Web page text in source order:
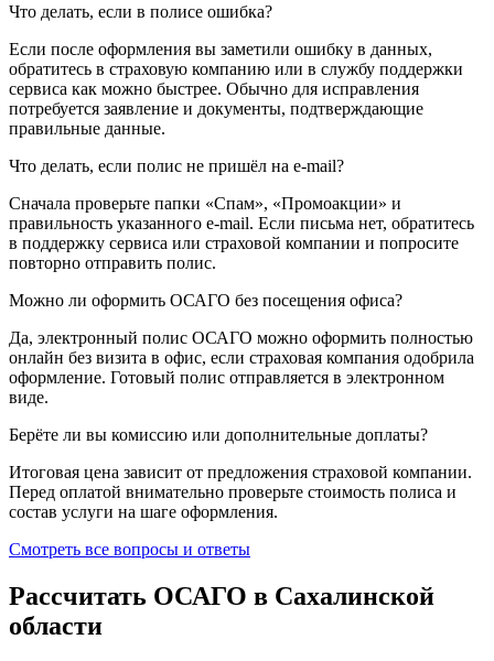
Что делать, если в полисе ошибка?
Если после оформления вы заметили ошибку в данных,
обратитесь в страховую компанию или в службу поддержки
сервиса как можно быстрее. Обычно для исправления
потребуется заявление и документы, подтверждающие
правильные данные.
Что делать, если полис не пришёл на e-mail?
Сначала проверьте папки «Спам», «Промоакции» и
правильность указанного e-mail. Если письма нет, обратитесь
в поддержку сервиса или страховой компании и попросите
повторно отправить полис.
Можно ли оформить ОСАГО без посещения офиса?
Да, электронный полис ОСАГО можно оформить полностью
онлайн без визита в офис, если страховая компания одобрила
оформление. Готовый полис отправляется в электронном
виде.
Берёте ли вы комиссию или дополнительные доплаты?
Итоговая цена зависит от предложения страховой компании.
Перед оплатой внимательно проверьте стоимость полиса и
состав услуги на шаге оформления.
Смотреть все вопросы и ответы
Рассчитать ОСАГО в Сахалинской
области